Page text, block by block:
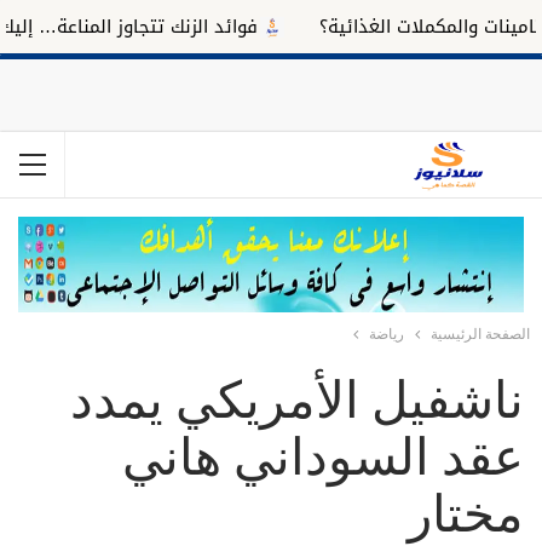
والمكملات الغذائية؟ فوائد الزنك تتجاوز المناعة… إليك
الصفحة الرئيسية رياضة
ناشفيل الأمريكي يمدد
عقد السوداني هاني
مختار